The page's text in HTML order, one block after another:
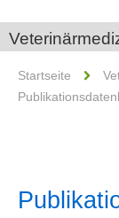
Startseite